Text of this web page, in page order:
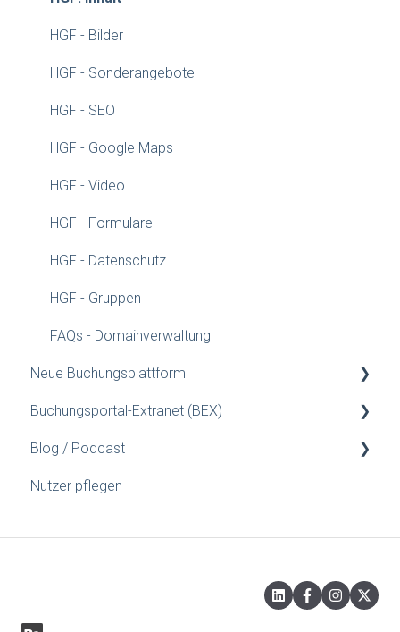
HGF - Bilder
HGF - Sonderangebote
HGF - SEO
HGF - Google Maps
HGF - Video
HGF - Formulare
HGF - Datenschutz
HGF - Gruppen
FAQs - Domainverwaltung
Neue Buchungsplattform
Konfigurationsanleitung
Installationsanleitungen für Webmaster
Buchungsportal-Extranet (BEX)
Gutschein
Preise/Verfügbarkeit
Blog / Podcast
Blog
Nutzer pflegen